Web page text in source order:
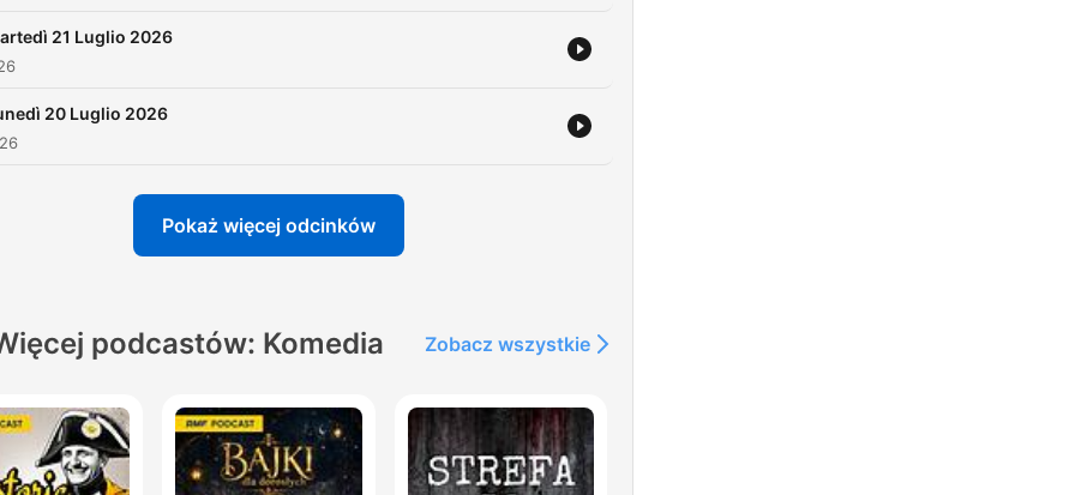
21 Luglio 2026
20 Luglio 2026
Pokaż więcej odcinków
podcastów: Komedia Zobacz wszystkie